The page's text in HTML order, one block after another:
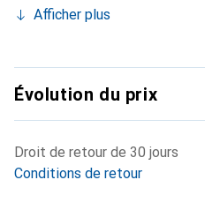
Afficher plus
Évolution du prix
Droit de retour de 30 jours
Conditions de retour